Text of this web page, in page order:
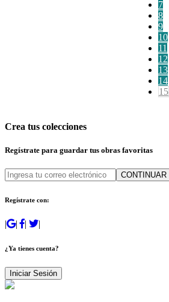
7
8
9
10
11
12
13
14
15
Crea tus colecciones
Regístrate para guardar tus obras favoritas
CONTINUAR
Regístrate con:
| | | |
¿Ya tienes cuenta?
Iniciar Sesión